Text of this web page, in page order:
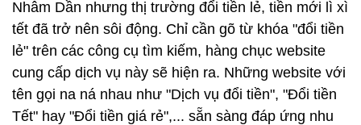
Nhâm Dần nhưng thị trường đổi tiền lẻ, tiền mới lì xì
tết đã trở nên sôi động. Chỉ cần gõ từ khóa "đổi tiền
lẻ" trên các công cụ tìm kiếm, hàng chục website
cung cấp dịch vụ này sẽ hiện ra. Những website với
tên gọi na ná nhau như "Dịch vụ đổi tiền", "Đổi tiền
Tết" hay "Đổi tiền giá rẻ",... sẵn sàng đáp ứng nhu